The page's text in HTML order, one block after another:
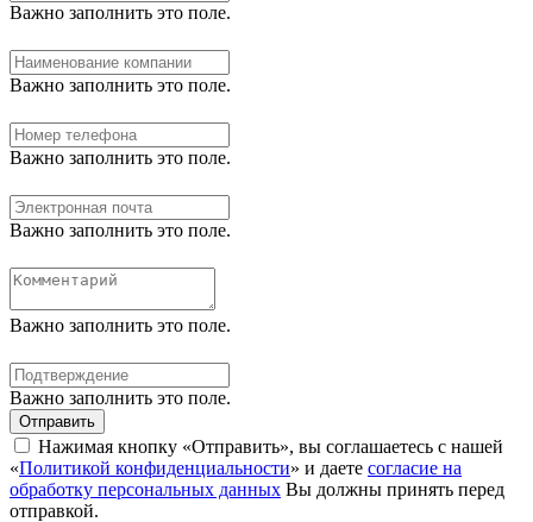
Важно заполнить это поле.
Важно заполнить это поле.
Важно заполнить это поле.
Важно заполнить это поле.
Важно заполнить это поле.
Важно заполнить это поле.
Отправить
Нажимая кнопку «Отправить», вы соглашаетесь с нашей
«Политикой конфиденциальности» и даете согласие на
обработку персональных данных Вы должны принять перед
отправкой.